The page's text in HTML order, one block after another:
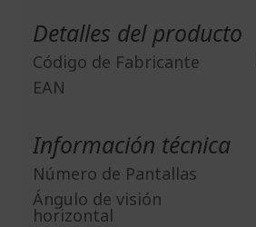
Detalles del producto
Código de Fabricante
EAN
Información técnica
Número de Pantallas
Ángulo de visión
horizontal